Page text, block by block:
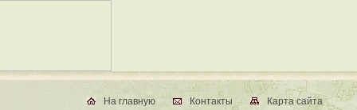
На главную Контакты Карта сайта